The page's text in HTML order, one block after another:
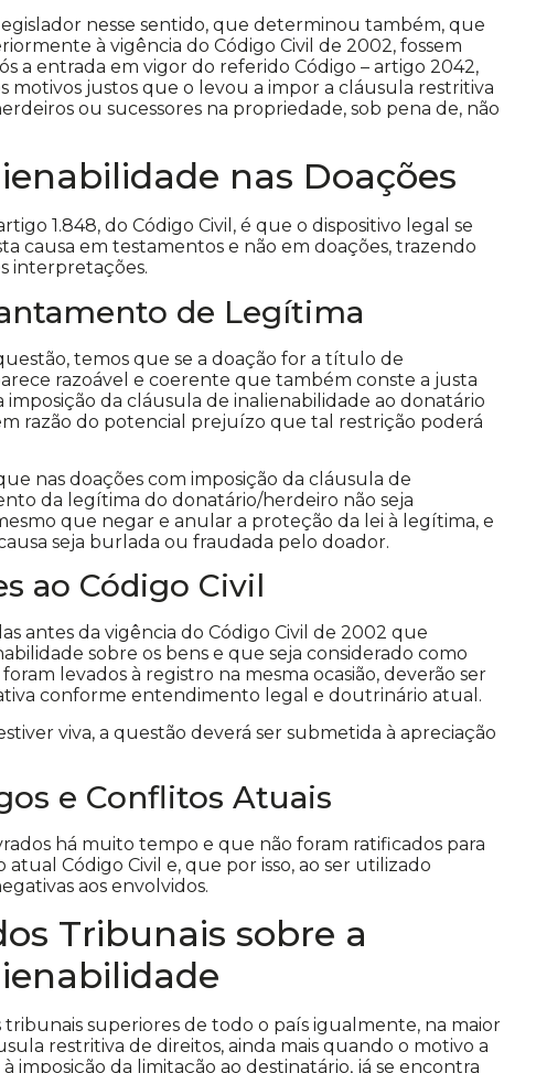
nesse sentido, que determinou também, que
à vigência do Código Civil de 2002, fossem
a entrada em vigor do referido Código – artigo 2042,
motivos justos que o levou a impor a cláusula restritiva
ou sucessores na propriedade, sob pena de, não
nas Doações
1.848, do Código Civil, é que o dispositivo legal se
causa em testamentos e não em doações, trazendo
interpretações.
de Legítima
temos que se a doação for a título de
razoável e coerente que também conste a justa
imposição da cláusula de inalienabilidade ao donatário
razão do potencial prejuízo que tal restrição poderá
nas doações com imposição da cláusula de
da legítima do donatário/herdeiro não seja
que negar e anular a proteção da lei à legítima, e
seja burlada ou fraudada pelo doador.
ao Código Civil
antes da vigência do Código Civil de 2002 que
sobre os bens e que seja considerado como
levados à registro na mesma ocasião, deverão ser
conforme entendimento legal e doutrinário atual.
viva, a questão deverá ser submetida à apreciação
e Conflitos Atuais
há muito tempo e que não foram ratificados para
Código Civil e, que por isso, ao ser utilizado
aos envolvidos.
Tribunais sobre a
superiores de todo o país igualmente, na maior
restritiva de direitos, ainda mais quando o motivo a
imposição da limitação ao destinatário, já se encontra